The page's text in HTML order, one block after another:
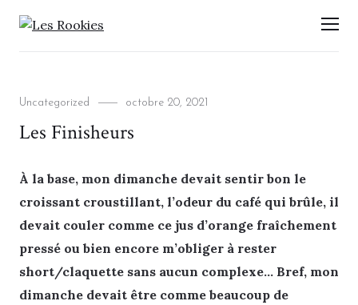
LES ROOKIES
Categories
Uncategorized
Posted
octobre 20, 2021
Les Finisheurs
À la base, mon dimanche devait sentir bon le
croissant croustillant, l’odeur du café qui brûle, il
devait couler comme ce jus d’orange fraîchement
pressé ou bien encore m’obliger à rester
short/claquette sans aucun complexe… Bref, mon
dimanche devait être comme beaucoup de